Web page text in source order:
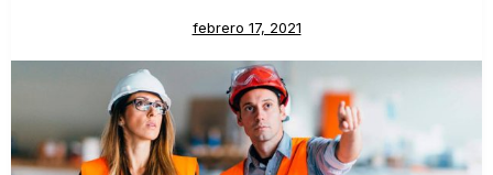
febrero 17, 2021